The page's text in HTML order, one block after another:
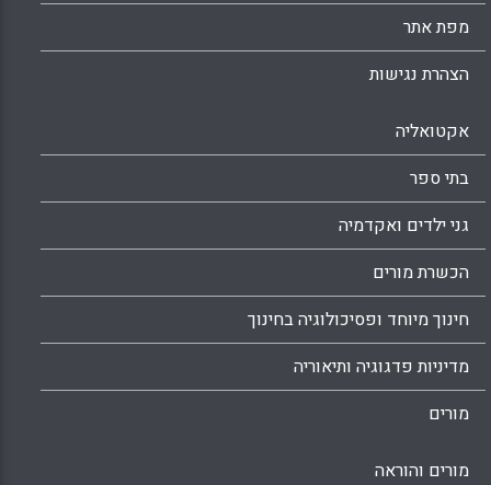
מפת אתר
הצהרת נגישות
אקטואליה
בתי ספר
גני ילדים ואקדמיה
הכשרת מורים
חינוך מיוחד ופסיכולוגיה בחינוך
מדיניות פדגוגיה ותיאוריה
מורים
מורים והוראה